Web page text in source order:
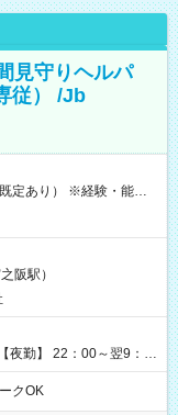
見守りヘルパ
従） /Jb
定あり） ※経験・能力を
る部分があります。 雇
給 1,610円以上
阪駅）
夜勤】 22：00～翌9：
上記の時間
クOK